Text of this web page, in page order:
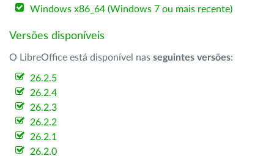
Windows x86_64 (Windows 7 ou mais recente)
Versões disponíveis
O LibreOffice está disponível nas seguintes versões:
26.2.5
26.2.4
26.2.3
26.2.2
26.2.1
26.2.0